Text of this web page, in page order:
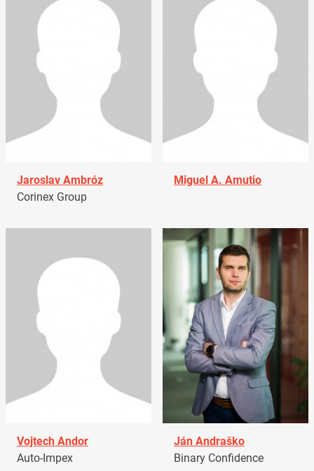
Jaroslav Ambróz
Corinex Group
Miguel A. Amutio
Vojtech Andor
Auto-Impex
Ján Andraško
Binary Confidence